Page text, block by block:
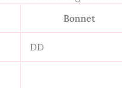
Bonnet
DD